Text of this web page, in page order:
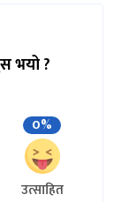
भयो ?
0%
उत्साहित